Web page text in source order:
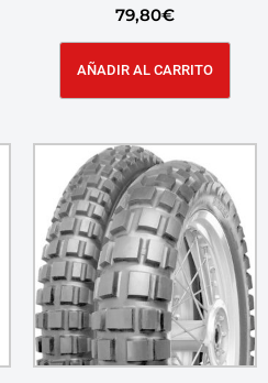
79,80€
AÑADIR AL CARRITO